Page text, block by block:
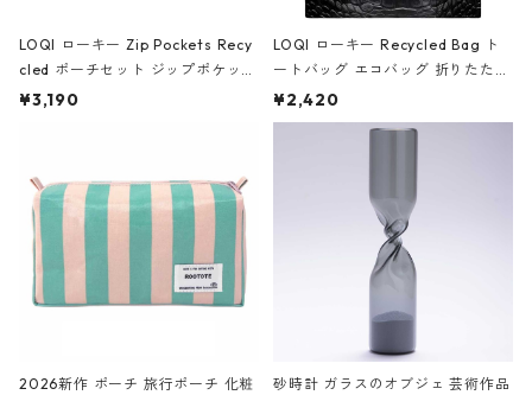
LOQI ローキー Zip Pockets Recy
cled ポーチセット ジップポケット
ファスナーポーチ 撥水加工 トラベ
ーガンディー、オフホワイト
¥3,190
LOQI ローキー Recycled Bag ト
ートバッグ エコバッグ 折りたたみ
大きめ 撥水加工 収納ポーチ CRO
CODILE/Black クロコダイル/ブラ
¥2,420
2026新作 ポーチ 旅行ポーチ 化粧
砂時計 ガラスのオブジェ 芸術作品